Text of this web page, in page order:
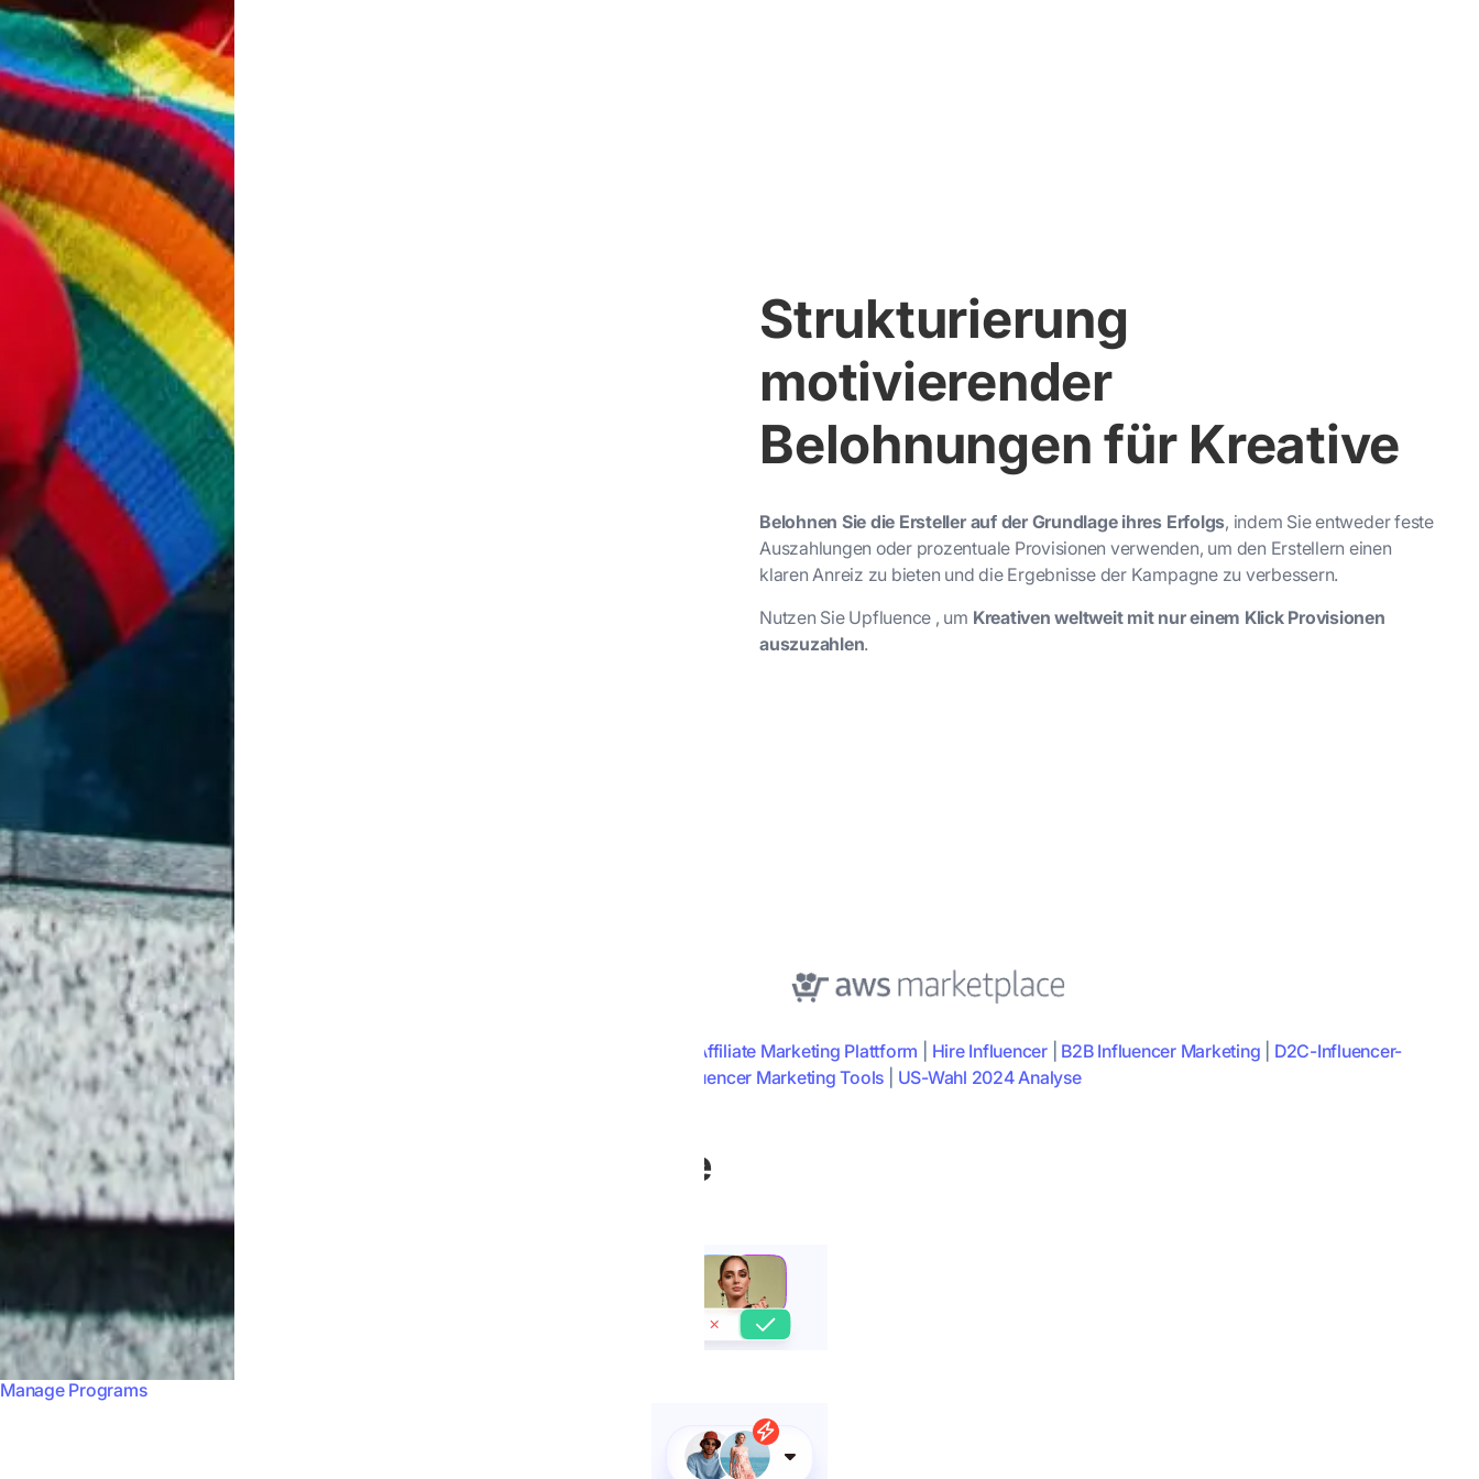
Strukturierung
motivierender
Belohnungen für Kreative
Belohnen Sie die Ersteller auf der Grundlage ihres Erfolgs, indem Sie entweder feste
Auszahlungen oder prozentuale Provisionen verwenden, um den Erstellern einen
klaren Anreiz zu bieten und die Ergebnisse der Kampagne zu verbessern.
Nutzen Sie Upfluence , um Kreativen weltweit mit nur einem Klick Provisionen
auszuzahlen.
Unsere Star-Features: Affiliate Marketing Plattform Hire Influencer| B2B Influencer Marketing
D2C-Influencer-
Kostenlose Influencer Marketing Tools US-Wahl 2024 Analyse
Everything you need, in one place
Manage Programs